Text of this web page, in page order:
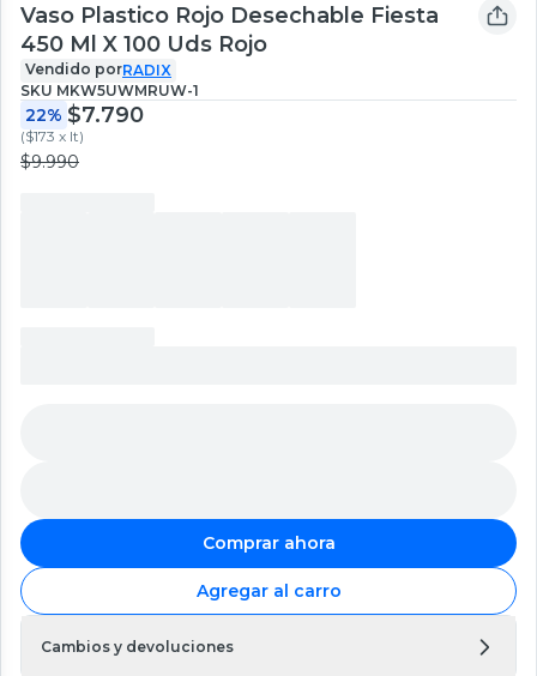
Vaso Plastico Rojo Desechable Fiesta
450 Ml X 100 Uds Rojo
Vendido porRADIX
SKU MKW5UWMRUW-1
22% $7.790
($173 x lt)
$9.990
Comprar ahora
Agregar al carro
Cambios y devoluciones